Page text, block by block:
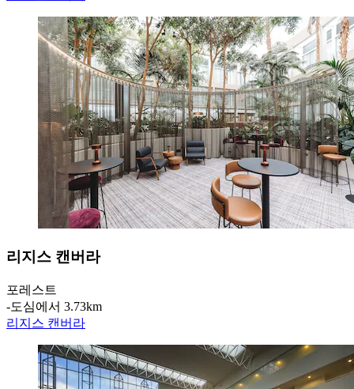
리지스 캔버라
포레스트
‐도심에서 3.73km
리지스 캔버라